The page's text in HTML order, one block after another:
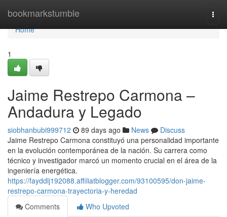
bookmarkstumble
Home
Home
1
Jaime Restrepo Carmona –
Andadura y Legado
siobhanbubi999712 89 days ago News
Discuss
Jaime Restrepo Carmona constituyó una personalidad importante
en la evolución contemporánea de la nación. Su carrera como
técnico y investigador marcó un momento crucial en el área de la
ingeniería energética.
https://fayddlj192088.affiliatblogger.com/93100595/don-jaime-
restrepo-carmona-trayectoria-y-heredad
Comments
Who Upvoted